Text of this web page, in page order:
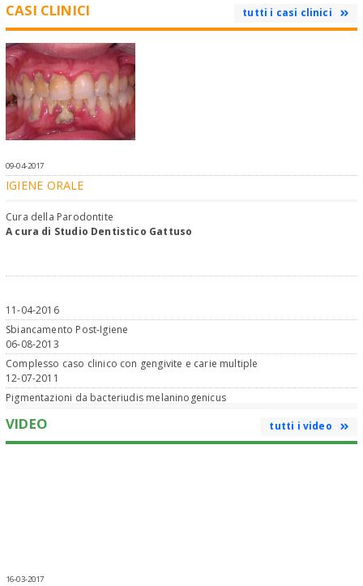
tutti i casi clinici
CASI CLINICI
09-04-2017
IGIENE ORALE
Cura della Parodontite
A cura di Studio Dentistico Gattuso
11-04-2016
Sbiancamento Post-Igiene
06-08-2013
Complesso caso clinico con gengivite e carie multiple
12-07-2011
Pigmentazioni da bacteriudis melaninogenicus
tutti i video
VIDEO
16-03-2017